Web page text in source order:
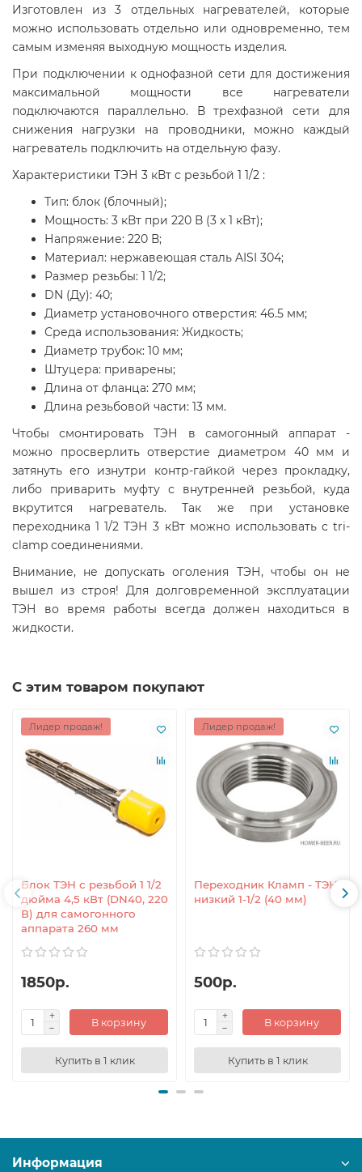
Изготовлен из 3 отдельных нагревателей, которые
можно использовать отдельно или одновременно, тем
самым изменяя выходную мощность изделия.
При подключении к однофазной сети для достижения
максимальной мощности все нагреватели
подключаются параллельно. В трехфазной сети для
снижения нагрузки на проводники, можно каждый
нагреватель подключить на отдельную фазу.
Характеристики ТЭН 3 кВт с резьбой 1 1/2 :
Тип: блок (блочный);
Мощность: 3 кВт при 220 В (3 x 1 кВт);
Напряжение: 220 В;
Материал: нержавеющая сталь AISI 304;
Размер резьбы: 1 1/2;
DN (Ду): 40;
Диаметр установочного отверстия: 46.5 мм;
Среда использования: Жидкость;
Диаметр трубок: 10 мм;
Штуцера: приварены;
Длина от фланца: 270 мм;
Длина резьбовой части: 13 мм.
Чтобы смонтировать ТЭН в самогонный аппарат -
можно просверлить отверстие диаметром 40 мм и
затянуть его изнутри контр-гайкой через прокладку,
либо приварить муфту с внутренней резьбой, куда
вкрутится нагреватель. Так же при установке
переходника 1 1/2 ТЭН 3 кВт можно использовать с tri-
clamp соединениями.
Внимание, не допускать оголения ТЭН, чтобы он не
вышел из строя! Для долговременной эксплуатации
ТЭН во время работы всегда должен находиться в
жидкости.
С этим товаром покупают
Лидер продаж!
Блок ТЭН с резьбой 1 1/2
дюйма 4,5 кВт (DN40, 220
В) для самогонного
аппарата 260 мм
1850р.
В корзину
Купить в 1 клик
Лидер продаж!
Переходник Кламп - ТЭН
низкий 1-1/2 (40 мм)
500р.
В корзину
Купить в 1 клик
Информация